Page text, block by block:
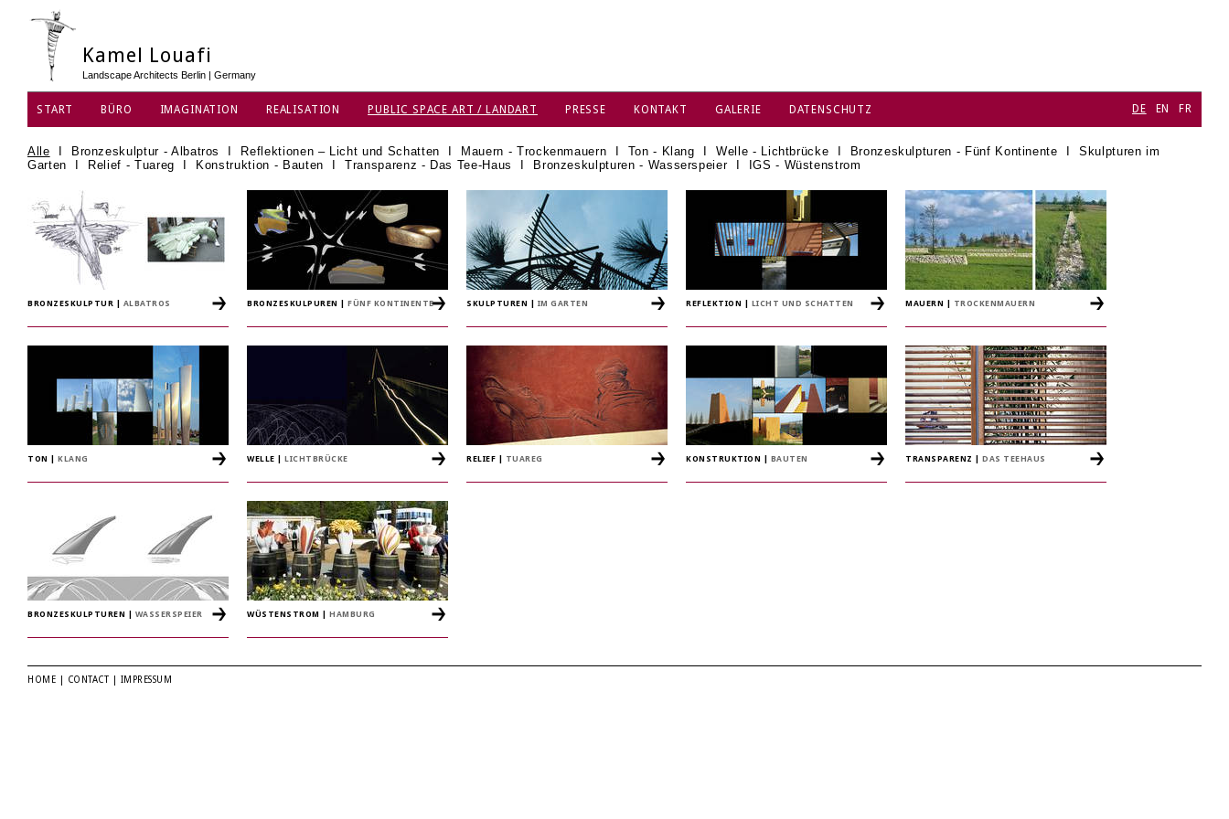
Kamel Louafi
Landscape Architects Berlin | Germany
START BÜRO IMAGINATION REALISATION PUBLIC SPACE ART / LANDART PRESSE KONTAKT GALERIE DATENSCHUTZ DE EN FR
Alle Bronzeskulptur - Albatros Reflektionen – Licht und Schatten Mauern - Trockenmauern Ton - Klang IWelle - Lichtbrücke Bronzeskulpturen - Fünf Kontinente
Skulpturen im
Garten
Relief - Tuareg Konstruktion - Bauten ITransparenz - Das Tee-Haus Bronzeskulpturen - WasserspeierI IGS - Wüstenstrom
BRONZESKULPTUR ALBATROS BRONZESKULPUREN FÜNF KONTINENTE SKULPTUREN IM GARTEN REFLEKTION LICHT UND SCHATTEN MAUERN TROCKENMAUERN
TON KLANG WELLE LICHTBRÜCKE RELIEF TUAREG KONSTRUKTION BAUTEN TRANSPARENZ DAS TEEHAUS
BRONZESKULPTUREN WASSERSPEIER WÜSTENSTROM HAMBURG
HOME CONTACT IMPRESSUM